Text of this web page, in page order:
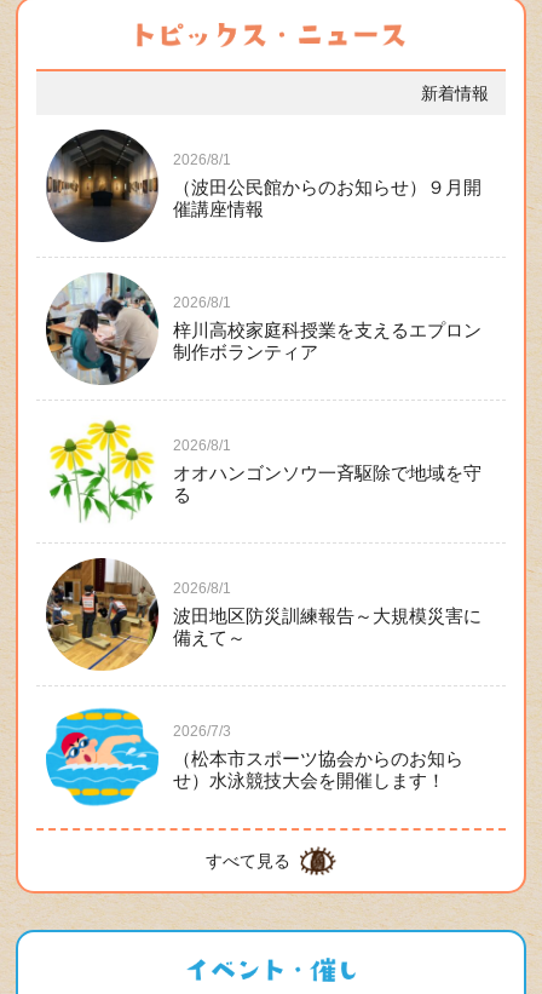
新着情報
2026/8/1
（波田公民館からのお知らせ）９月開
催講座情報
2026/8/1
梓川高校家庭科授業を支えるエプロン
制作ボランティア
2026/8/1
オオハンゴンソウ一斉駆除で地域を守
る
2026/8/1
波田地区防災訓練報告～大規模災害に
備えて～
2026/7/3
（松本市スポーツ協会からのお知ら
せ）水泳競技大会を開催します！
すべて見る